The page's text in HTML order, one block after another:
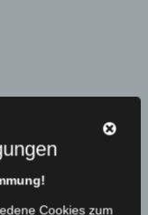
Cookies zum